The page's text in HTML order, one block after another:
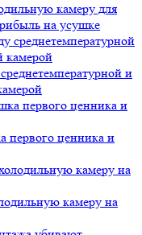
камеру для
на усушке
и
первого ценника и
камеру на